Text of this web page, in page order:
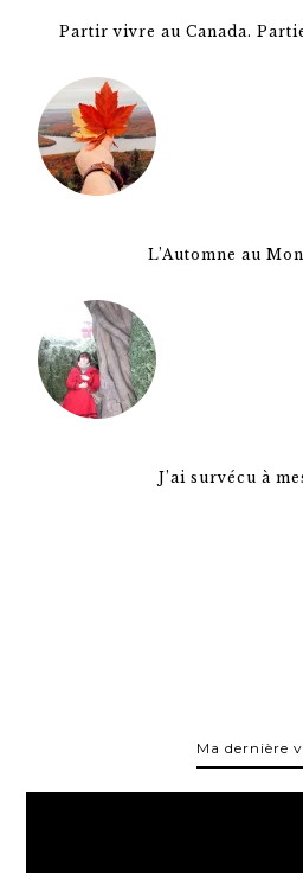
Partir vivre au Canada.
L’Automne au
J’ai survécu à
Ma dernière